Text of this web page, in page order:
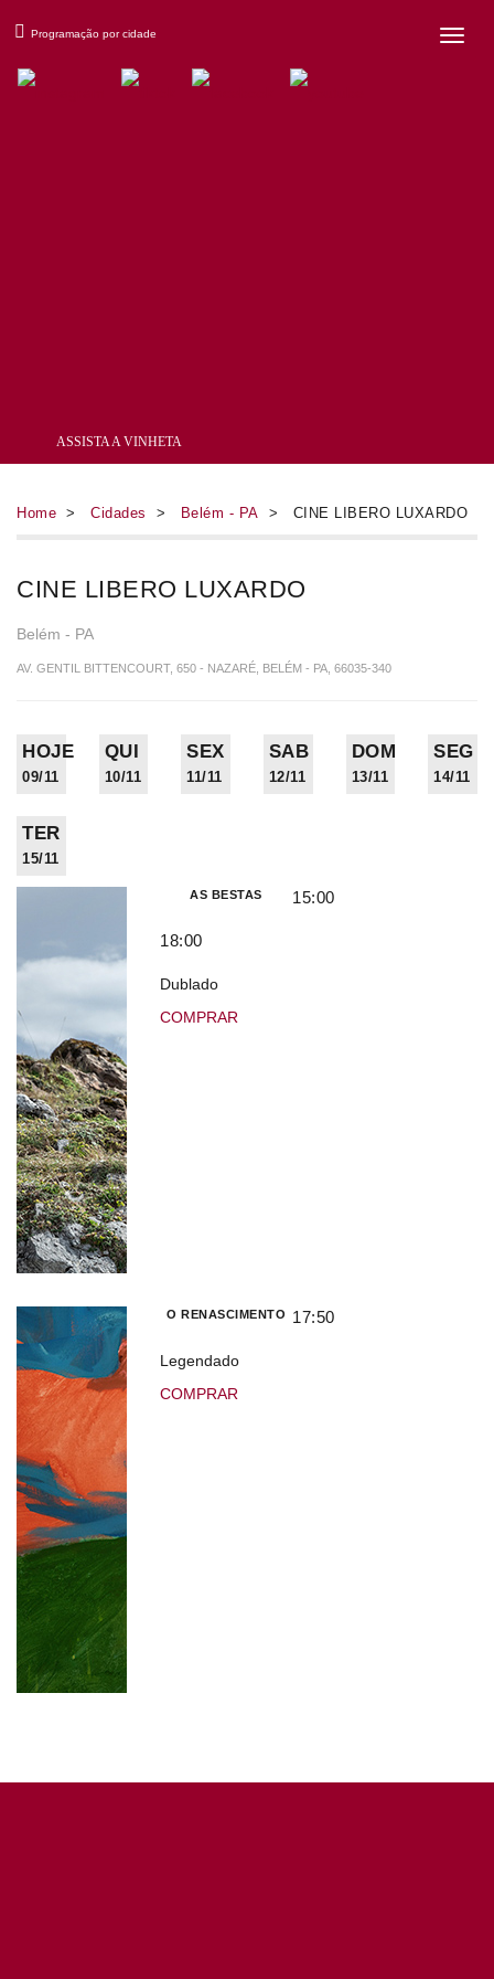
Programação por cidade
ASSISTA A VINHETA
Home > Cidades > Belém - PA > CINE LIBERO LUXARDO
CINE LIBERO LUXARDO
Belém - PA
AV. GENTIL BITTENCOURT, 650 - NAZARÉ, BELÉM - PA, 66035-340
HOJE
09/11
QUI
10/11
SEX
11/11
SAB
12/11
DOM
13/11
SEG
14/11
TER
15/11
AS BESTAS 15:00
18:00
Dublado
COMPRAR
O RENASCIMENTO 17:50
Legendado
COMPRAR